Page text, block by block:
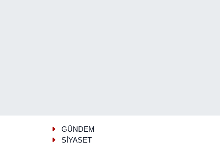
GÜNDEM
SİYASET